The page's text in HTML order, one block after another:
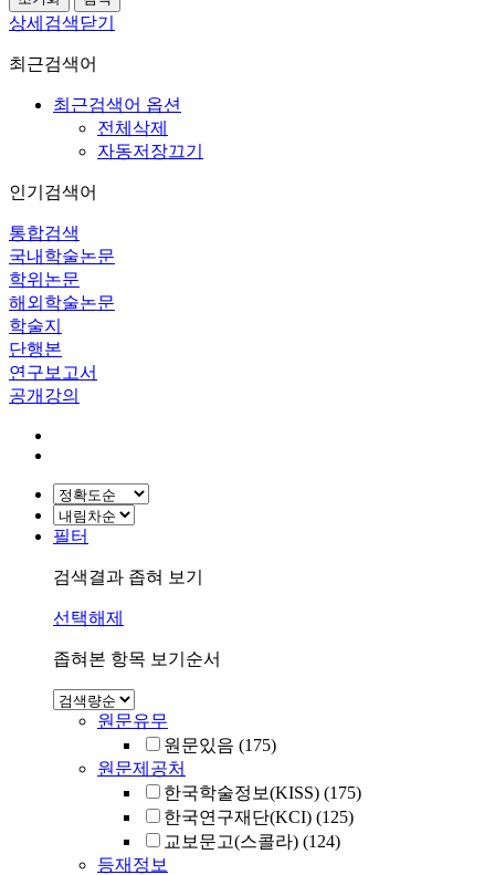
상세검색닫기
최근검색어
최근검색어 옵션
전체삭제
자동저장끄기
인기검색어
통합검색
국내학술논문
학위논문
해외학술논문
학술지
단행본
연구보고서
공개강의
필터
검색결과 좁혀 보기
선택해제
좁혀본 항목 보기순서
원문유무
원문있음 (175)
원문제공처
한국학술정보(KISS) (175)
한국연구재단(KCI) (125)
교보문고(스콜라) (124)
등재정보